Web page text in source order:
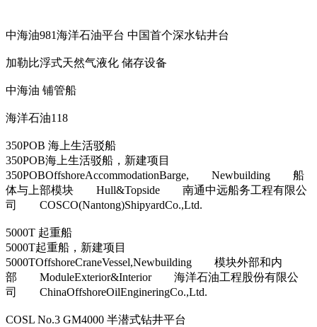
中海油981海洋石油平台 中国首个深水钻井台
加勒比浮式天然气液化 储存设备
中海油 铺管船
海洋石油118
350POB 海上生活驳船
350POB海上生活驳船，新建项目
350POBOffshoreAccommodationBarge, Newbuilding 船
体与上部模块 Hull&Topside 南通中远船务工程有限公
司 COSCO(Nantong)ShipyardCo.,Ltd.
5000T 起重船
5000T起重船，新建项目
5000TOffshoreCraneVessel,Newbuilding 模块外部和内
部 ModuleExterior&Interior 海洋石油工程股份有限公
司 ChinaOffshoreOilEngineringCo.,Ltd.
COSL No.3 GM4000 半潜式钻井平台